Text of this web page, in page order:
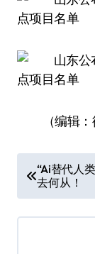
（编辑
章
导
“Ai替代人
去何从！